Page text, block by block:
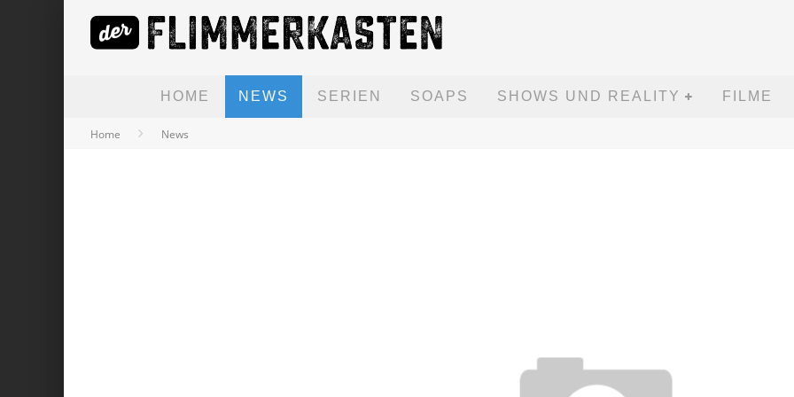
HOME NEWS SERIEN SOAPS SHOWS UND REALITY FILME
Home News